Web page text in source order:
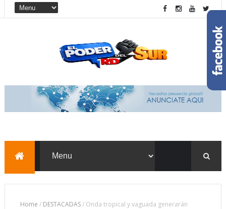
Home / DESTACADAS/ Onda tropical y vaguada generarán